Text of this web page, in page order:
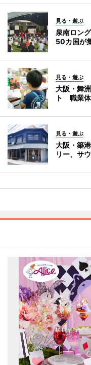
見る・遊ぶ
泉南ロン
50カ国が
見る・遊ぶ
大阪・舞
ト 職業
見る・遊ぶ
大阪・築
リー、サ